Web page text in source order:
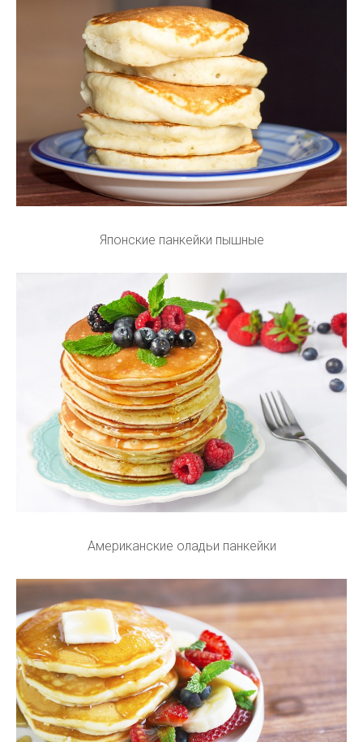
Японские панкейки пышные
Американские оладьи панкейки